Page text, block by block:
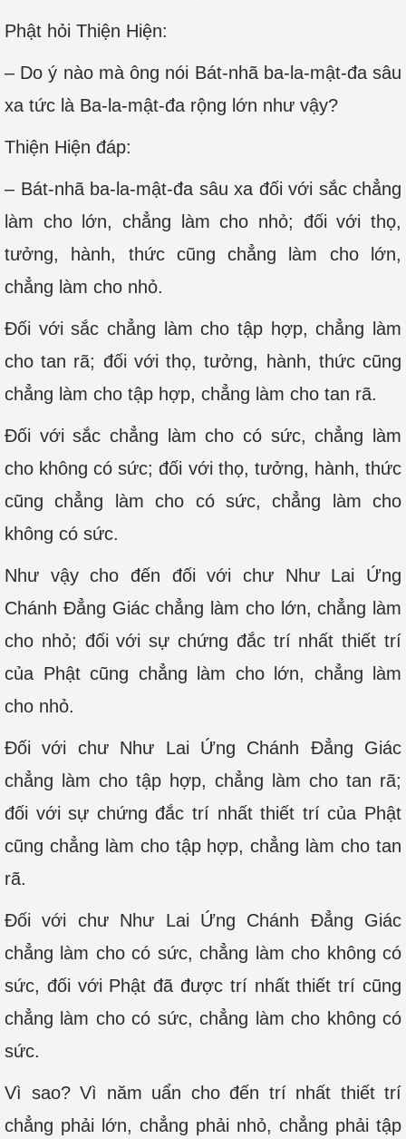
Phật hỏi Thiện Hiện:
– Do ý nào mà ông nói Bát-nhã ba-la-mật-đa sâu
xa tức là Ba-la-mật-đa rộng lớn như vậy?
Thiện Hiện đáp:
– Bát-nhã ba-la-mật-đa sâu xa đối với sắc chẳng
làm cho lớn, chẳng làm cho nhỏ; đối với thọ,
tưởng, hành, thức cũng chẳng làm cho lớn,
chẳng làm cho nhỏ.
Đối với sắc chẳng làm cho tập hợp, chẳng làm
cho tan rã; đối với thọ, tưởng, hành, thức cũng
chẳng làm cho tập hợp, chẳng làm cho tan rã.
Đối với sắc chẳng làm cho có sức, chẳng làm
cho không có sức; đối với thọ, tưởng, hành, thức
cũng chẳng làm cho có sức, chẳng làm cho
không có sức.
Như vậy cho đến đối với chư Như Lai Ứng
Chánh Đẳng Giác chẳng làm cho lớn, chẳng làm
cho nhỏ; đối với sự chứng đắc trí nhất thiết trí
của Phật cũng chẳng làm cho lớn, chẳng làm
cho nhỏ.
Đối với chư Như Lai Ứng Chánh Đẳng Giác
chẳng làm cho tập hợp, chẳng làm cho tan rã;
đối với sự chứng đắc trí nhất thiết trí của Phật
cũng chẳng làm cho tập hợp, chẳng làm cho tan
rã.
Đối với chư Như Lai Ứng Chánh Đẳng Giác
chẳng làm cho có sức, chẳng làm cho không có
sức, đối với Phật đã được trí nhất thiết trí cũng
chẳng làm cho có sức, chẳng làm cho không có
sức.
Vì sao? Vì năm uẩn cho đến trí nhất thiết trí
chẳng phải lớn, chẳng phải nhỏ, chẳng phải tập